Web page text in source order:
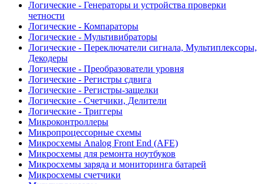
Логические - Генераторы и устройства проверки
четности
Логические - Компараторы
Логические - Мультивибраторы
Логические - Переключатели сигнала, Мультиплексоры,
Декодеры
Логические - Преобразователи уровня
Логические - Регистры сдвига
Логические - Регистры-защелки
Логические - Счетчики, Делители
Логические - Триггеры
Микроконтроллеры
Микропроцессорные схемы
Микросхемы Analog Front End (AFE)
Микросхемы для ремонта ноутбуков
Микросхемы заряда и мониторинга батарей
Микросхемы счетчики